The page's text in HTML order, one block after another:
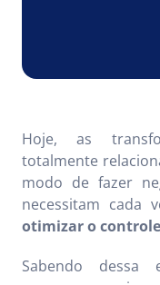
Hoje, as
totalmente
modo de fazer
necessitam cada
otimizar o
Sabendo dessa